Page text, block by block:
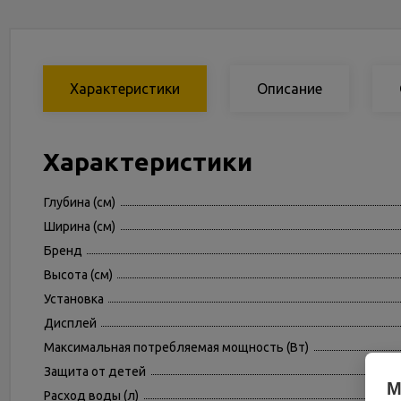
Характеристики Описание
Характеристики
Глубина (см)
Ширина (см)
Бренд
Высота (см)
Установка
Дисплей
Максимальная потребляемая мощность (Вт)
Защита от детей
Расход воды (л)